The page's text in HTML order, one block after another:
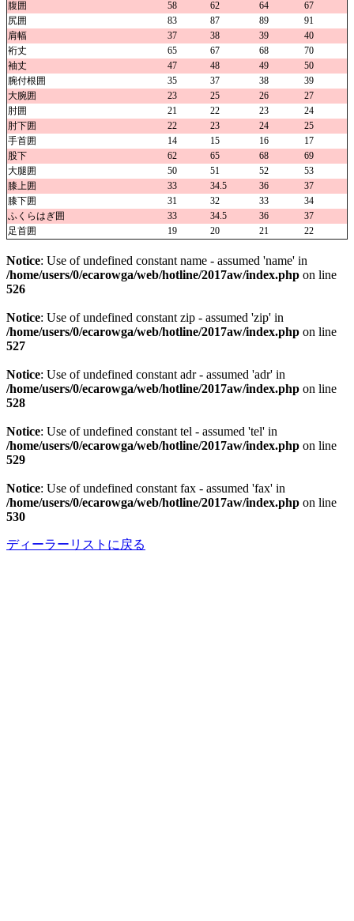
腹囲
58 62 64
67
尻囲
83 87 89
91
肩幅
37 38 39
40
裄丈
65 67 68
70
袖丈
47 48 49
50
腕付根囲
35 37 38
39
大腕囲
23 25 26
27
肘囲
21 22 23
24
肘下囲
22 23 24
25
手首囲
14 15 16
17
股下
62 65 68
69
大腿囲
50 51 52
53
膝上囲
33 34.5 36
37
膝下囲
31 32 33
34
ふくらはぎ囲
33 34.5 36
37
足首囲
19 20 21 22
Notice: Use of undefined constant name - assumed 'name' in
/home/users/0/ecarowga/web/hotline/2017aw/index.php on line
526
Notice: Use of undefined constant zip - assumed 'zip' in
/home/users/0/ecarowga/web/hotline/2017aw/index.php on line
527
Notice: Use of undefined constant adr - assumed 'adr' in
/home/users/0/ecarowga/web/hotline/2017aw/index.php on line
528
Notice: Use of undefined constant tel - assumed 'tel' in
/home/users/0/ecarowga/web/hotline/2017aw/index.php on line
529
Notice: Use of undefined constant fax - assumed 'fax' in
/home/users/0/ecarowga/web/hotline/2017aw/index.php on line
530
ディーラーリストに戻る